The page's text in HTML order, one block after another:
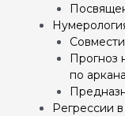
Прогноз
по
Регрессии